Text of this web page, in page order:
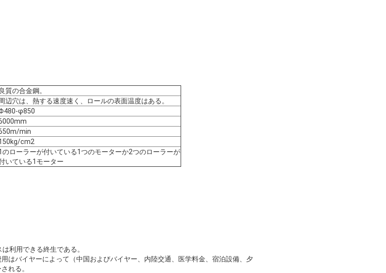
良質の合金鋼。
周辺穴は、熱する速度速く、ロールの表面温度はある。
φ850
min
cm2
のローラーが付いている1つのモーターか2つのローラーが
いている1モーター
利用できる終生である。
はバイヤーによって（中国およびバイヤー、内陸交通、医学料金、宿泊設備、夕
れる。